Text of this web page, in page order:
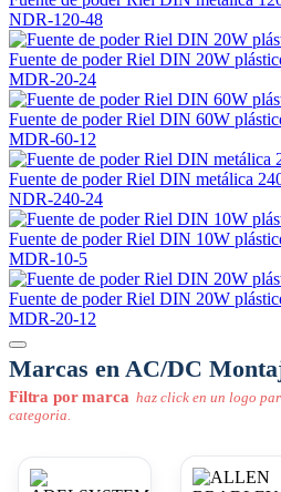
NDR-120-48
Fuente de poder Riel DIN 20W
MDR-20-24
Fuente de poder Riel DIN 60W
MDR-60-12
Fuente de poder Riel DIN metálica
NDR-240-24
Fuente de poder Riel DIN 10W
MDR-10-5
Fuente de poder Riel DIN 20W
MDR-20-12
Marcas en AC/DC
Filtra por marca haz click en un logo
categoria.